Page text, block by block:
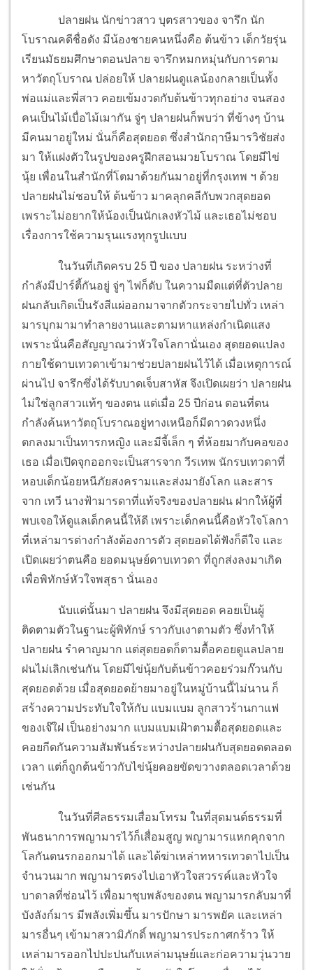
ปลายฝน นักข่าวสาว บุตรสาวของ จารึก นัก
โบราณคดีชื่อดัง มีน้องชายคนหนึ่งคือ ต้นข้าว เด็กวัยรุ่น
เรียนมัธยมศึกษาตอนปลาย จารึกหมกหมุ่นกับการตาม
หาวัตถุโบราณ ปล่อยให้ ปลายฝนดูแลน้องกลายเป็นทั้ง
พ่อแม่และพี่สาว คอยเข้มงวดกับต้นข้าวทุกอย่าง จนสอง
คนเป็นไม้เบื่อไม้เมากัน จู่ๆ ปลายฝนก็พบว่า ที่ข้างๆ บ้าน
มีคนมาอยู่ใหม่ นั่นก็คือสุดยอด ซึ่งสำนักฤาษีมารวิชัยส่ง
มา ให้แฝงตัวในรูปของครูฝึกสอนมวยโบราณ โดยมีไข่
นุ้ย เพื่อนในสำนักที่โตมาด้วยกันมาอยู่ที่กรุงเทพ ฯ ด้วย
ปลายฝนไม่ชอบให้ ต้นข้าว มาคลุกคลีกับพวกสุดยอด
เพราะไม่อยากให้น้องเป็นนักเลงหัวไม้ และเธอไม่ชอบ
เรื่องการใช้ความรุนแรงทุกรูปแบบ
ในวันที่เกิดครบ 25 ปี ของ ปลายฝน ระหว่างที่
กำลังมีปาร์ตี้กันอยู่ จู่ๆ ไฟก็ดับ ในความมืดแต่ที่ตัวปลาย
ฝนกลับเกิดเป็นรังสีแผ่ออกมาจากตัวกระจายไปทั่ว เหล่า
มารบุกมามาทำลายงานและตามหาแหล่งกำเนิดแสง
เพราะนั่นคือสัญญาณว่าหัวใจโลกานั่นเอง สุดยอดแปลง
กายใช้ดาบเทวดาเข้ามาช่วยปลายฝนไว้ได้ เมื่อเหตุการณ์
ผ่านไป จารึกซึ่งได้รับบาดเจ็บสาหัส จึงเปิดเผยว่า ปลายฝน
ไม่ใช่ลูกสาวแท้ๆ ของตน แต่เมื่อ 25 ปีก่อน ตอนที่ตน
กำลังค้นหาวัตถุโบราณอยู่ทางเหนือก็มีดาวดวงหนึ่ง
ตกลงมาเป็นทารกหญิง และมีจี้เล็ก ๆ ที่ห้อยมากับคอของ
เธอ เมื่อเปิดจุกออกจะเป็นสารจาก วีรเทพ นักรบเทวดาที่
หอบเด็กน้อยหนีภัยสงครามและส่งมายังโลก และสาร
จาก เทวี นางฟ้ามารดาที่แท้จริงของปลายฝน ฝากให้ผู้ที่
พบเจอให้ดูแลเด็กคนนี้ให้ดี เพราะเด็กคนนี้คือหัวใจโลกา
ที่เหล่ามารต่างกำลังต้องการตัว สุดยอดได้ฟังก็ดีใจ และ
เปิดเผยว่าตนคือ ยอดมนุษย์ดาบเทวดา ที่ถูกส่งลงมาเกิด
เพื่อพิทักษ์หัวใจพสุธา นั่นเอง
นับแต่นั้นมา ปลายฝน จึงมีสุดยอด คอยเป็นผู้
ติดตามตัวในฐานะผู้พิทักษ์ ราวกับเงาตามตัว ซึ่งทำให้
ปลายฝน รำคาญมาก แต่สุดยอดก็ตามตื้อคอยดูแลปลาย
ฝนไม่เลิกเช่นกัน โดยมีไข่นุ้ยกับต้นข้าวคอยร่วมก๊วนกับ
สุดยอดด้วย เมื่อสุดยอดย้ายมาอยู่ในหมู่บ้านนี้ไม่นาน ก็
สร้างความประทับใจให้กับ แบมแบม ลูกสาวร้านกาแฟ
ของเจ๊ใฝ เป็นอย่างมาก แบมแบมเฝ้าตามตื้อสุดยอดและ
คอยกีดกันความสัมพันธ์ระหว่างปลายฝนกับสุดยอดตลอด
เวลา แต่ก็ถูกต้นข้าวกับไข่นุ้ยคอยขัดขวางตลอดเวลาด้วย
เช่นกัน
ในวันที่ศีลธรรมเสื่อมโทรม ในที่สุดมนต์ธรรมที่
พันธนาการพญามารไว้ก็เสื่อมสูญ พญามารแหกคุกจาก
โลกันตนรกออกมาได้ และได้ฆ่าเหล่าทหารเทวดาไปเป็น
จำนวนมาก พญามารตรงไปเอาหัวใจสวรรค์และหัวใจ
บาดาลที่ซ่อนไว้ เพื่อมาชุบพลังของตน พญามารกลับมาที่
บังลังก์มาร มีพลังเพิ่มขึ้น มารปักษา มารพยัค และเหล่า
มารอื่นๆ เข้ามาสวามิภักดิ์ พญามารประกาศกร้าว ให้
เหล่ามารออกไปปะปนกับเหล่ามนุษย์และก่อความวุ่นวาย